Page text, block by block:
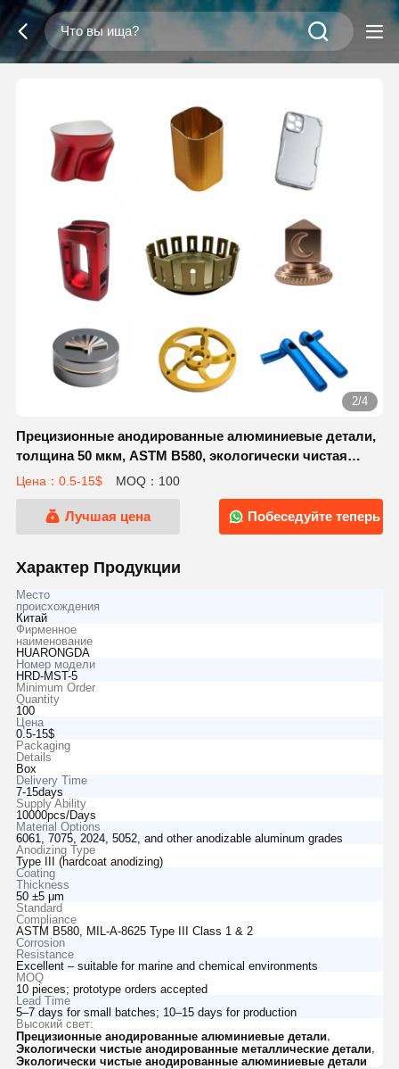
2/4
Прецизионные анодированные алюминиевые детали,
толщина 50 мкм, ASTM B580, экологически чистая
обработка поверхности металла
Цена：0.5-15$ MOQ：100
Лучшая цена Побеседуйте теперь
Характер Продукции
Место
происхождения
Китай
Фирменное
наименование
HUARONGDA
Номер модели
HRD-MST-5
Minimum Order
Quantity
100
Цена
0.5-15$
Packaging
Details
Box
Delivery Time
7-15days
Supply Ability
10000pcs/Days
Material Options
6061, 7075, 2024, 5052, and other anodizable aluminum grades
Anodizing Type
Type III (hardcoat anodizing)
Coating
Thickness
50 ±5 μm
Standard
Compliance
ASTM B580, MIL-A-8625 Type III Class 1 & 2
Corrosion
Resistance
Excellent – suitable for marine and chemical environments
MOQ
10 pieces; prototype orders accepted
Lead Time
5–7 days for small batches; 10–15 days for production
Высокий свет:
Прецизионные анодированные алюминиевые детали
Экологически чистые анодированные металлические детали
Экологически чистые анодированные алюминиевые детали